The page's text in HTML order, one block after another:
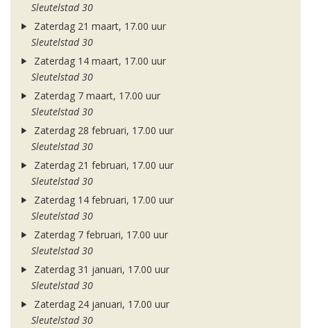
Sleutelstad 30
Zaterdag 21 maart, 17.00 uur
Sleutelstad 30
Zaterdag 14 maart, 17.00 uur
Sleutelstad 30
Zaterdag 7 maart, 17.00 uur
Sleutelstad 30
Zaterdag 28 februari, 17.00 uur
Sleutelstad 30
Zaterdag 21 februari, 17.00 uur
Sleutelstad 30
Zaterdag 14 februari, 17.00 uur
Sleutelstad 30
Zaterdag 7 februari, 17.00 uur
Sleutelstad 30
Zaterdag 31 januari, 17.00 uur
Sleutelstad 30
Zaterdag 24 januari, 17.00 uur
Sleutelstad 30